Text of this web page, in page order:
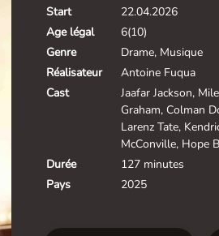
Start
22.04.2026
Age légal
6(10)
Genre
Drame, Musique
Réalisateur
Antoine Fuqua
Cast
Jaafar Jackson,
Graham, Colman
Larenz Tate,
McConville, Hope
Durée
127 minutes
Pays
2025